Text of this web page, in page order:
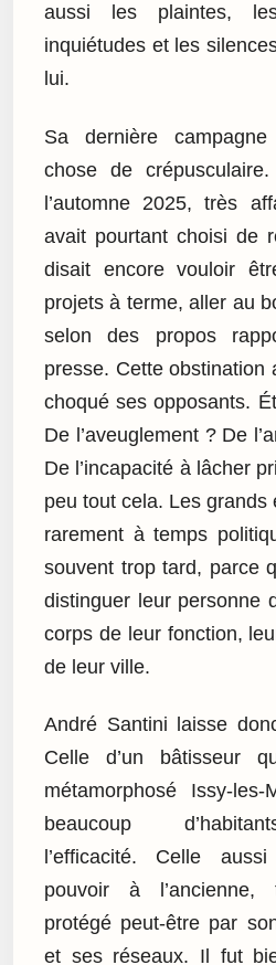
aussi les plaintes,
inquiétudes et les
lui.
Sa dernière
chose de
l’automne 2025, très
avait pourtant choisi de
disait encore vouloir
projets à terme, aller au
selon des propos
presse. Cette obstination
choqué ses opposants.
De l’aveuglement ? De
De l’incapacité à lâcher
peu tout cela. Les grands
rarement à temps
souvent trop tard, parce
distinguer leur personne
corps de leur fonction,
de leur ville.
André Santini laisse
Celle d’un bâtisseur
métamorphosé Issy-
beaucoup
l’efficacité. Celle
pouvoir à
protégé peut-être par
et ses réseaux. Il fut